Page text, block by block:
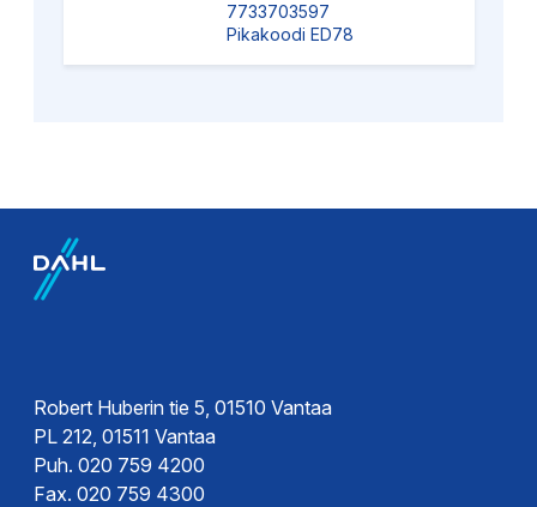
7733703597
Pikakoodi ED78
Robert Huberin tie 5, 01510 Vantaa
PL 212, 01511 Vantaa
Puh. 020 759 4200
Fax. 020 759 4300